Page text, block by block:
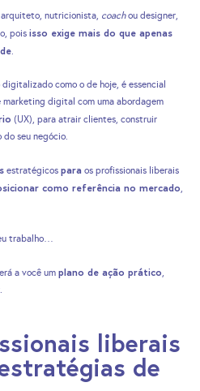
nutricionista, coachou designer,
pois isso exige mais do que apenas
como o de hoje, é essencial
digital com uma abordagem
(UX), para atrair clientes, construir
seu negócio.
estratégicos para os profissionais liberais
como referência no mercado
trabalho…
a você um plano de ação prático
liberais
de